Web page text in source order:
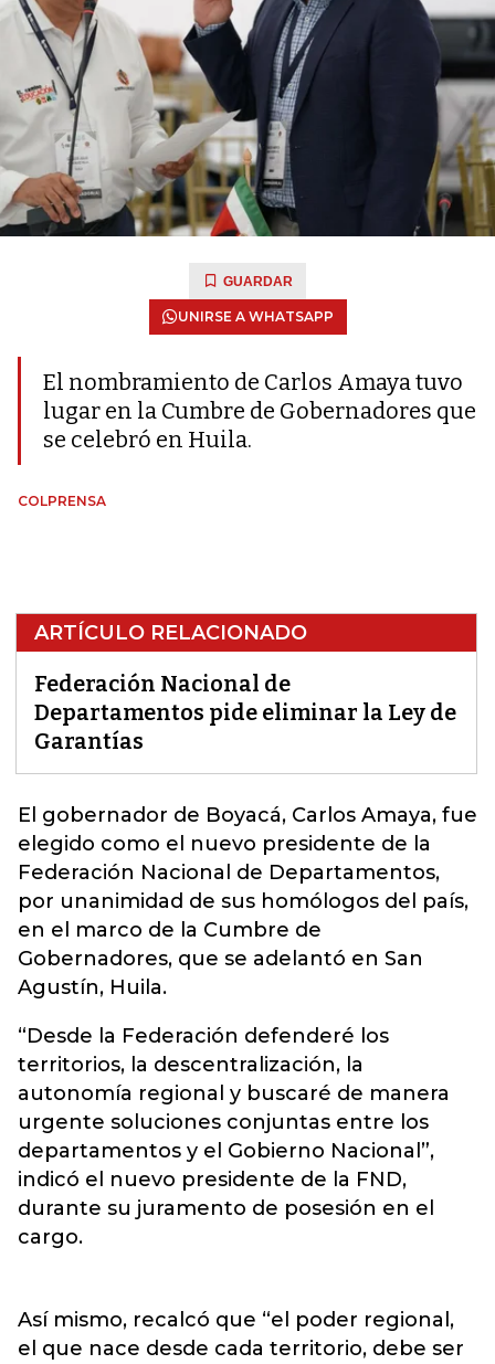
GUARDAR
UNIRSE A WHATSAPP
El nombramiento de Carlos Amaya tuvo
lugar en la Cumbre de Gobernadores que
se celebró en Huila.
COLPRENSA
ARTÍCULO RELACIONADO
Federación Nacional de
Departamentos pide eliminar la Ley de
Garantías
El gobernador de Boyacá, Carlos Amaya, fue
elegido como el nuevo presidente de la
Federación Nacional de Departamentos,
por unanimidad de sus homólogos del país,
en el marco de la Cumbre de
Gobernadores, que se adelantó en San
Agustín, Huila.
“Desde la Federación defenderé los
territorios, la descentralización, la
autonomía regional y buscaré de manera
urgente soluciones conjuntas entre los
departamentos y el Gobierno Nacional”,
indicó el nuevo presidente de la FND,
durante su juramento de posesión en el
cargo.
Así mismo, recalcó que “el poder regional,
el que nace desde cada territorio, debe ser